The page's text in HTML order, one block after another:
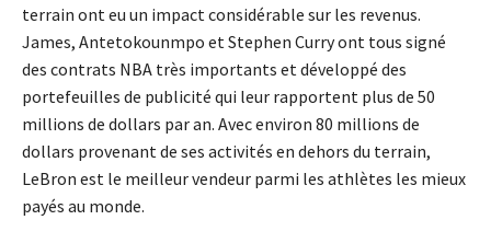
terrain ont eu un impact considérable sur les revenus.
James, Antetokounmpo et Stephen Curry ont tous signé
des contrats NBA très importants et développé des
portefeuilles de publicité qui leur rapportent plus de 50
millions de dollars par an. Avec environ 80 millions de
dollars provenant de ses activités en dehors du terrain,
LeBron est le meilleur vendeur parmi les athlètes les mieux
payés au monde.